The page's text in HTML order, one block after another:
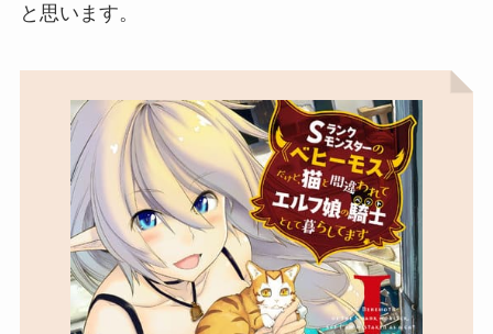
と思います。